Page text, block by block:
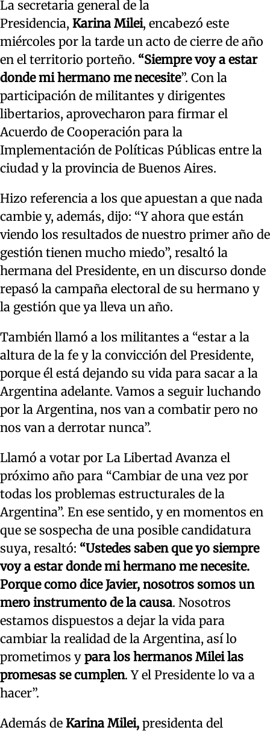
La secretaria general de la
Presidencia, Karina Milei, encabezó este
miércoles por la tarde un acto de cierre de año
en el territorio porteño. “Siempre voy a estar
donde mi hermano me necesite”. Con la
participación de militantes y dirigentes
libertarios, aprovecharon para firmar el
Acuerdo de Cooperación para la
Implementación de Políticas Públicas entre la
ciudad y la provincia de Buenos Aires.
Hizo referencia a los que apuestan a que nada
cambie y, además, dijo: “Y ahora que están
viendo los resultados de nuestro primer año de
gestión tienen mucho miedo”, resaltó la
hermana del Presidente, en un discurso donde
repasó la campaña electoral de su hermano y
la gestión que ya lleva un año.
También llamó a los militantes a “estar a la
altura de la fe y la convicción del Presidente,
porque él está dejando su vida para sacar a la
Argentina adelante. Vamos a seguir luchando
por la Argentina, nos van a combatir pero no
nos van a derrotar nunca”.
Llamó a votar por La Libertad Avanza el
próximo año para “Cambiar de una vez por
todas los problemas estructurales de la
Argentina”. En ese sentido, y en momentos en
que se sospecha de una posible candidatura
suya, resaltó: “Ustedes saben que yo siempre
voy a estar donde mi hermano me necesite.
Porque como dice Javier, nosotros somos un
mero instrumento de la causa. Nosotros
estamos dispuestos a dejar la vida para
cambiar la realidad de la Argentina, así lo
prometimos y para los hermanos Milei las
promesas se cumplen. Y el Presidente lo va a
hacer”.
Además de Karina Milei, presidenta del